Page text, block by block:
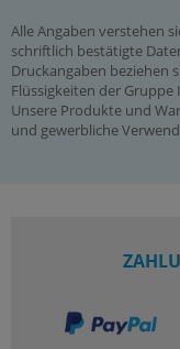
Alle Angaben verstehen
schriftlich bestätigte
Druckangaben beziehen
Flüssigkeiten der Gruppe
Unsere Produkte und
und gewerbliche